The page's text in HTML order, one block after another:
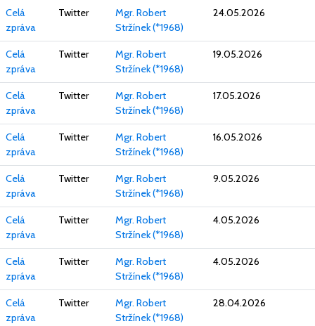
Celá
zpráva
Twitter
Mgr. Robert
Stržínek (*1968)
24.05.2026
Celá
zpráva
Twitter
Mgr. Robert
Stržínek (*1968)
19.05.2026
Celá
zpráva
Twitter
Mgr. Robert
Stržínek (*1968)
17.05.2026
Celá
zpráva
Twitter
Mgr. Robert
Stržínek (*1968)
16.05.2026
Celá
zpráva
Twitter
Mgr. Robert
Stržínek (*1968)
9.05.2026
Celá
zpráva
Twitter
Mgr. Robert
Stržínek (*1968)
4.05.2026
Celá
zpráva
Twitter
Mgr. Robert
Stržínek (*1968)
4.05.2026
Celá
zpráva
Twitter
Mgr. Robert
Stržínek (*1968)
28.04.2026